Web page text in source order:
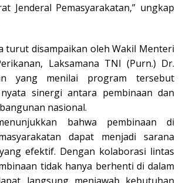
Jenderal Pemasyarakatan,” ungkap
turut disampaikan oleh Wakil Menteri
Laksamana TNI (Purn.) Dr.
yang menilai program tersebut
sinergi antara pembinaan dan
nasional.
bahwa pembinaan di
dapat menjadi sarana
efektif. Dengan kolaborasi lintas
tidak hanya berhenti di dalam